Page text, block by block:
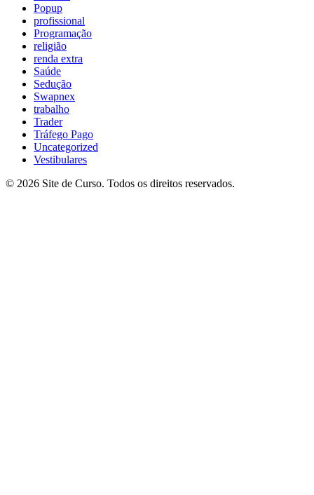
Popup
profissional
Programação
religião
renda extra
Saúde
Sedução
Swapnex
trabalho
Trader
Tráfego Pago
Uncategorized
Vestibulares
© 2026 Site de Curso. Todos os direitos reservados.